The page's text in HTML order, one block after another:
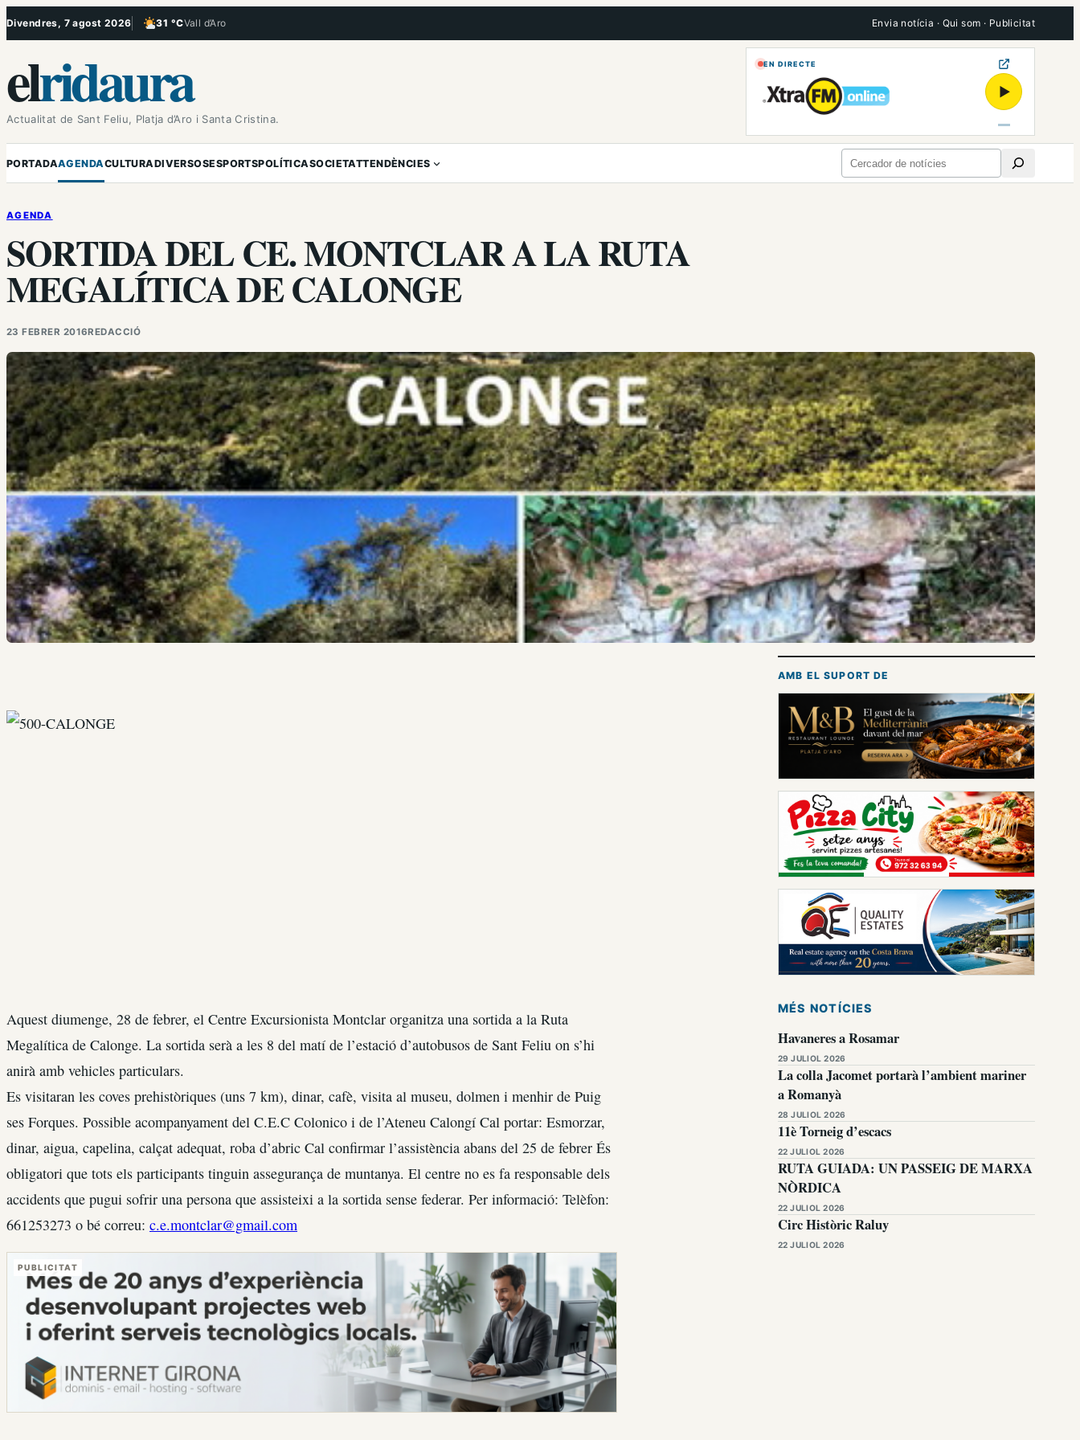
Vés
Divendres, 7 agost 2026 31 °CVall d’Aro
, Poc ennuvolat Envia notícia · Qui som · Publicitat
elridaura
Actualitat de Sant Feliu, Platja d’Aro i Santa Cristina.
EN DIRECTE
▶
PORTADAAGENDACULTURADIVERSOSESPORTSPOLÍTICASOCIETATTENDÈNCIES Cerca
AGENDA
SORTIDA DEL CE. MONTCLAR A LA RUTA
MEGALÍTICA DE CALONGE
23 FEBRER 2016REDACCIÓ
Aquest diumenge, 28 de febrer, el Centre Excursionista Montclar organitza una sortida a la Ruta
Megalítica de Calonge. La sortida serà a les 8 del matí de l’estació d’autobusos de Sant Feliu on s’hi
anirà amb vehicles particulars.
Es visitaran les coves prehistòriques (uns 7 km), dinar, cafè, visita al museu, dolmen i menhir de Puig
ses Forques. Possible acompanyament del C.E.C Colonico i de l’Ateneu Calongí Cal portar: Esmorzar,
dinar, aigua, capelina, calçat adequat, roba d’abric Cal confirmar l’assistència abans del 25 de febrer És
obligatori que tots els participants tinguin assegurança de muntanya. El centre no es fa responsable dels
accidents que pugui sofrir una persona que assisteixi a la sortida sense federar. Per informació: Telèfon:
661253273 o bé correu: c.e.montclar@gmail.com
PUBLICITAT
AMB EL SUPORT DE
MÉS NOTÍCIES
Havaneres a Rosamar
29 JULIOL 2026
La colla Jacomet portarà l’ambient mariner
a Romanyà
28 JULIOL 2026
11è Torneig d’escacs
22 JULIOL 2026
RUTA GUIADA: UN PASSEIG DE MARXA
NÒRDICA
22 JULIOL 2026
Circ Històric Raluy
22 JULIOL 2026